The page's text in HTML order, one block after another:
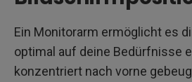
Ein Monitorarm ermöglicht es
optimal auf deine Bedürfnisse
konzentriert nach vorne